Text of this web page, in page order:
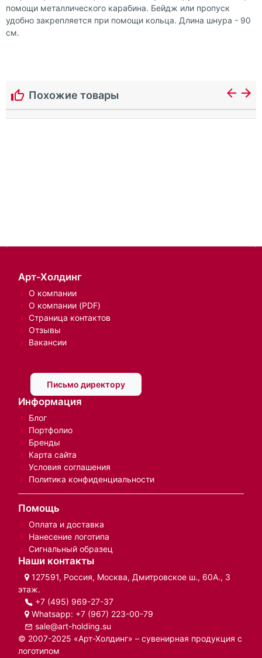
помощи металлического карабина. Бейдж или пропуск
удобно закрепляется при помощи кольца. Длина шнура - 90
см.
Похожие товары
Арт-Холдинг
О компании
О компании (PDF)
Страница контактов
Отзывы
Вакансии
Письмо директору
Информация
Блог
Портфолио
Бренды
Карта сайта
Условия соглашения
Политика конфиденциальности
Помощь
Оплата и доставка
Нанесение логотипа
Сигнальный образец
Наши контакты
127591, Россия, Москва, Дмитровское ш., 60А., 3
этаж.
+7 (495) 969-27-37
Whatsapp: +7 (967) 223-00-79
sale@art-holding.su
© 2007-2025 «Арт-Холдинг» – сувенирная продукция с
логотипом